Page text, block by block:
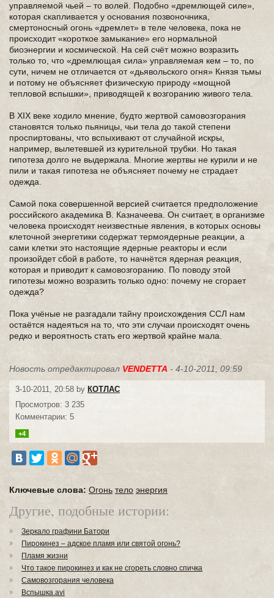
управляемой чьей – то волей. Подобно «дремлющей силе»,
которая скапливается у основания позвоночника,
смертоносный огонь «дремлет» в теле человека, пока не
происходит «короткое замыкание» его нормальной
биоэнергии и космической. На сей счёт можно возразить
только то, что «дремлющая сила» управляемая кем – то, по
сути, ничем не отличается от «дьявольского огня» Князя тьмы
и потому не объясняет физическую природу «мощной
тепловой вспышки», приводящей к возгоранию живого тела.
В ХIХ веке ходило мнение, будто жертвой самовозгорания
становятся только пьяницы, чьи тела до такой степени
проспиртованы, что вспыхивают от случайной искры,
например, вылетевшей из курительной трубки. Но такая
гипотеза долго не выдержала. Многие жертвы не курили и не
пили и такая гипотеза не объясняет почему не страдает
одежда.
Самой пока совершенной версией считается предположение
российского академика В. Казначеева. Он считает, в организме
человека происходят неизвестные явления, в которых основы
клеточной энергетики содержат термоядерные реакции, а
сами клетки это настоящие ядерные реакторы и если
произойдет сбой в работе, то начнётся ядерная реакция,
которая и приводит к самовозгоранию. По поводу этой
гипотезы можно возразить только одно: почему не сгорает
одежда?
Пока учёные не разгадали тайну происхождения ССЛ нам
остаётся надеяться на то, что эти случаи происходят очень
редко и вероятность стать его жертвой крайне мала.
Новость отредактировал VENDETTA - 4-10-2011, 09:59
3-10-2011, 20:58 by КОТЛАС
Просмотров: 3 235
Комментарии: 5
+4
Ключевые слова: Огонь тело энергия
Другие, подобные истории:
Зеркало графини Батори
Пирокинез – адское пламя или святой огонь?
Пламя жизни
Что такое пирокинез и как не сгореть словно спичка
Самовозгорания человека
Вспышка.avi